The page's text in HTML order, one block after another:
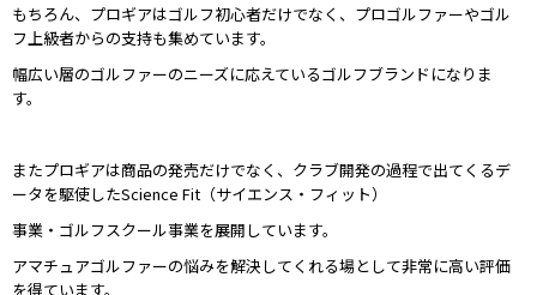
もちろん、プロギアはゴルフ初心者だけでなく、プロゴルファーやゴル
フ上級者からの支持も集めています。
幅広い層のゴルファーのニーズに応えているゴルフブランドになりま
す。
またプロギアは商品の発売だけでなく、クラブ開発の過程で出てくるデ
ータを駆使したScience Fit（サイエンス・フィット）
事業・ゴルフスクール事業を展開しています。
アマチュアゴルファーの悩みを解決してくれる場として非常に高い評価
を得ています。